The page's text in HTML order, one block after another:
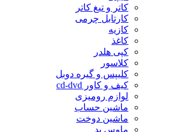
کاتر و تیغ کاتر
کارتابل چرمی
کازیه
کاغذ
کپی هلدر
کلاسور
کلیپس و گیره دوبل
کیف و کاور cd-dvd
لوازم رومیزی
ماشین حساب
ماشین دوخت
ماوس پد